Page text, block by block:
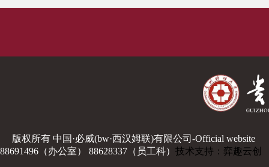
版权所有 中国·必威(bw·西汉姆联)有限公司-Official website
88691496（办公室） 88628337（员工科） 技术支持：弈趣云创